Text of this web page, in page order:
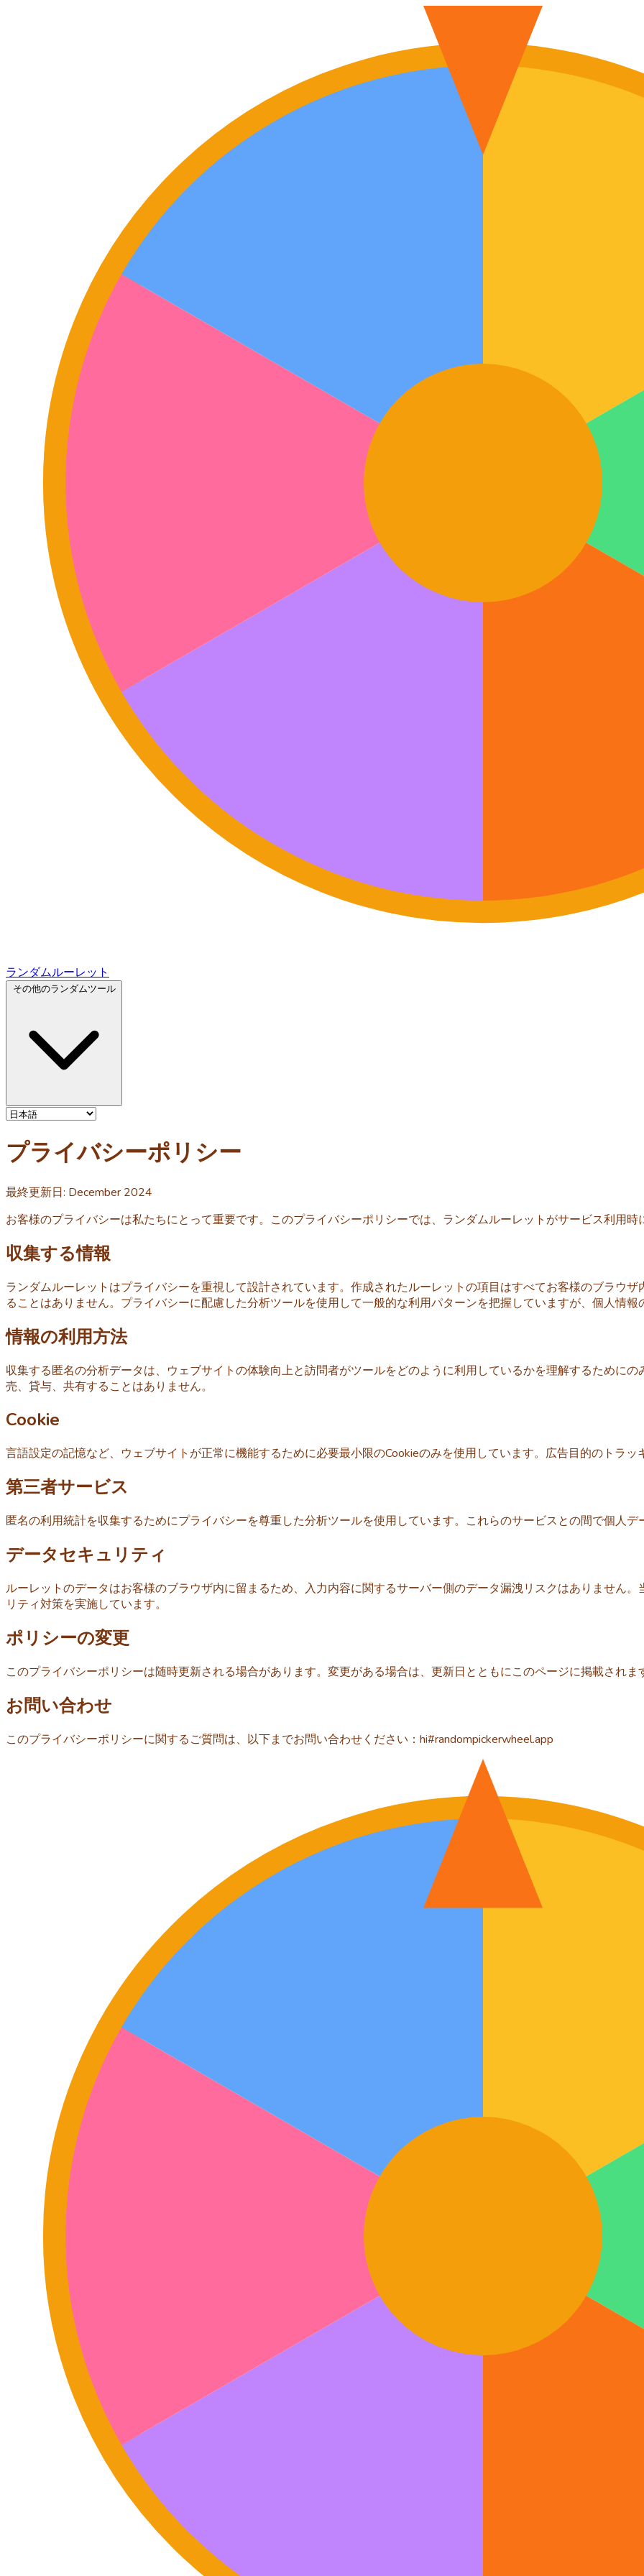
ランダムルーレット
その他のランダムツール
プライバシーポリシー
最終更新日: December 2024
お客様のプライバシーは私たちにとって重要です。このプライバシーポリシーでは、ランダムルーレットがサービス利用
収集する情報
ランダムルーレットはプライバシーを重視して設計されています。作成されたルーレットの項目はすべてお客様のブラウ
ることはありません。プライバシーに配慮した分析ツールを使用して一般的な利用パターンを把握していますが、個人情
情報の利用方法
収集する匿名の分析データは、ウェブサイトの体験向上と訪問者がツールをどのように利用しているかを理解するために
売、貸与、共有することはありません。
Cookie
言語設定の記憶など、ウェブサイトが正常に機能するために必要最小限のCookieのみを使用しています。広告目的のトラッ
第三者サービス
匿名の利用統計を収集するためにプライバシーを尊重した分析ツールを使用しています。これらのサービスとの間で個人
データセキュリティ
ルーレットのデータはお客様のブラウザ内に留まるため、入力内容に関するサーバー側のデータ漏洩リスクはありません
リティ対策を実施しています。
ポリシーの変更
このプライバシーポリシーは随時更新される場合があります。変更がある場合は、更新日とともにこのページに掲載されま
お問い合わせ
このプライバシーポリシーに関するご質問は、以下までお問い合わせください：hi#randompickerwheel.app